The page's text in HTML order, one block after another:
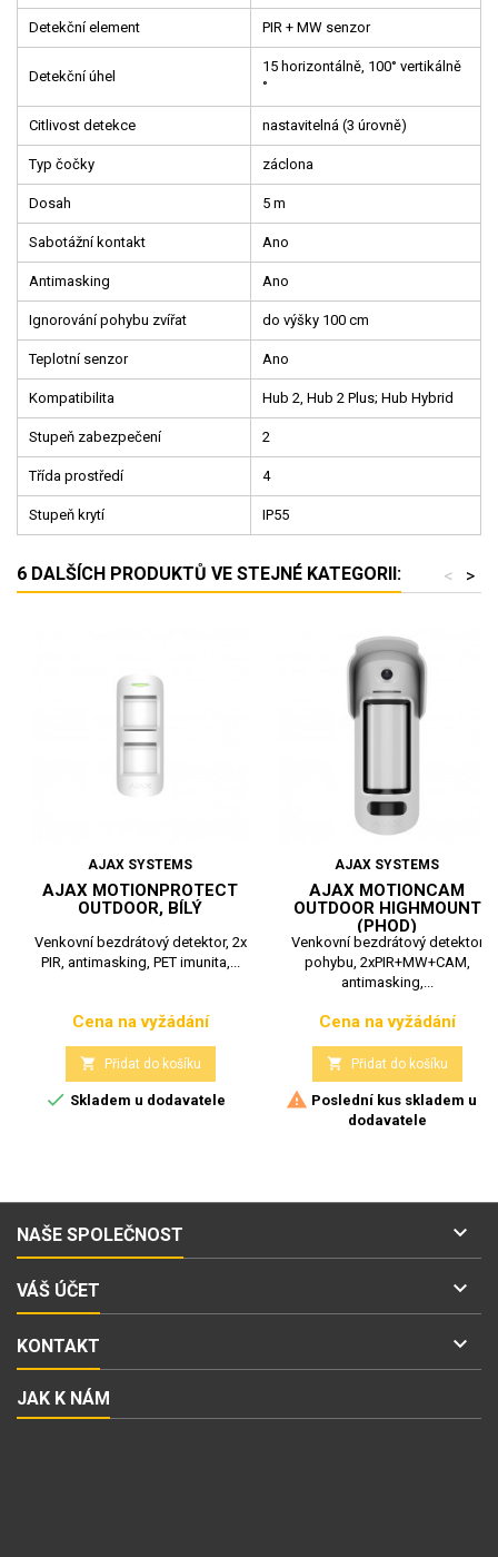
Detekční element PIR + MW senzor
Detekční úhel
15 horizontálně, 100° vertikálně
°
Citlivost detekce nastavitelná (3 úrovně)
Typ čočky záclona
Dosah 5 m
Sabotážní kontakt Ano
Antimasking Ano
Ignorování pohybu zvířat do výšky 100 cm
Teplotní senzor Ano
Kompatibilita Hub 2, Hub 2 Plus; Hub Hybrid
Stupeň zabezpečení 2
Třída prostředí 4
Stupeň krytí IP55
6 DALŠÍCH PRODUKTŮ VE STEJNÉ KATEGORII: >
<
AJAX SYSTEMS
AJAX MOTIONPROTECT
OUTDOOR, BÍLÝ
Venkovní bezdrátový detektor, 2x
PIR, antimasking, PET imunita,...
Cena
Cena na vyžádání
 Přidat do košíku
 Skladem u dodavatele
AJAX SYSTEMS
AJAX MOTIONCAM
OUTDOOR HIGHMOUNT
(PHOD)
Venkovní bezdrátový detektor
pohybu, 2xPIR+MW+CAM,
antimasking,...
Cena
Cena na vyžádání
 Přidat do košíku
 Poslední kus skladem u
dodavatele
NAŠE SPOLEČNOST 
VÁŠ ÚČET 
KONTAKT 
JAK K NÁM